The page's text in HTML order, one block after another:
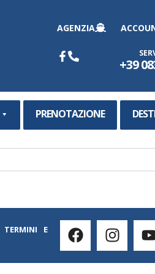
AGENZIA
+39
PRENOTAZIONE
TERMINI E